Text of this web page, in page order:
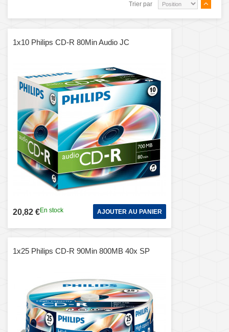
Trier par
1x10 Philips CD-R 80Min Audio JC
20,82 €En stock AJOUTER AU PANIER
1x25 Philips CD-R 90Min 800MB 40x SP